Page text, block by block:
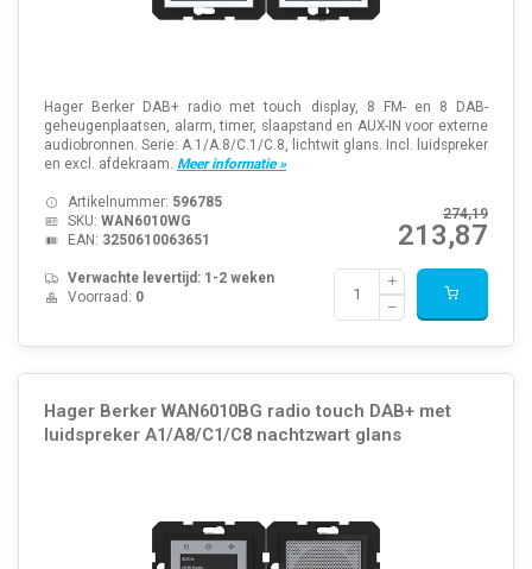
Hager Berker DAB+ radio met touch display, 8 FM- en 8 DAB-
geheugenplaatsen, alarm, timer, slaapstand en AUX-IN voor externe
audiobronnen. Serie: A.1/A.8/C.1/C.8, lichtwit glans. Incl. luidspreker
en excl. afdekraam. Meer informatie »
274,19
213,87
Artikelnummer: 596785
SKU: WAN6010WG
EAN: 3250610063651
Verwachte levertijd: 1-2 weken
Voorraad: 0
Hager Berker WAN6010BG radio touch DAB+ met
luidspreker A1/A8/C1/C8 nachtzwart glans